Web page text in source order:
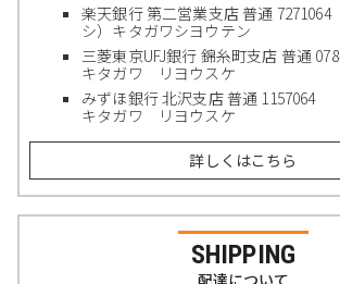
楽天銀行 第二営業支店 普通 7271064
シ）キタガワシヨウテン
三菱東京UFJ銀行 錦糸町支店 普通
キタガワ リヨウスケ
みずほ銀行 北沢支店 普通 1157064
キタガワ リヨウスケ
詳しくはこちら
SHIPPING